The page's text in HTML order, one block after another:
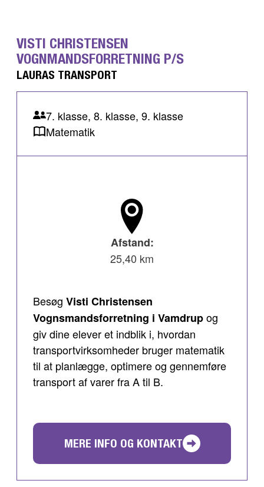
VISTI CHRISTENSEN
VOGNMANDSFORRETNING P/S
LAURAS TRANSPORT
7. klasse, 8. klasse, 9. klasse
Matematik
Afstand:
25,40 km
Besøg Visti Christensen
Vognsmandsforretning i Vamdrupog
giv dine elever et indblik i, hvordan
transportvirksomheder bruger matematik
til at planlægge, optimere og gennemføre
transport af varer fra A til B.
MERE INFO OG KONTAKT